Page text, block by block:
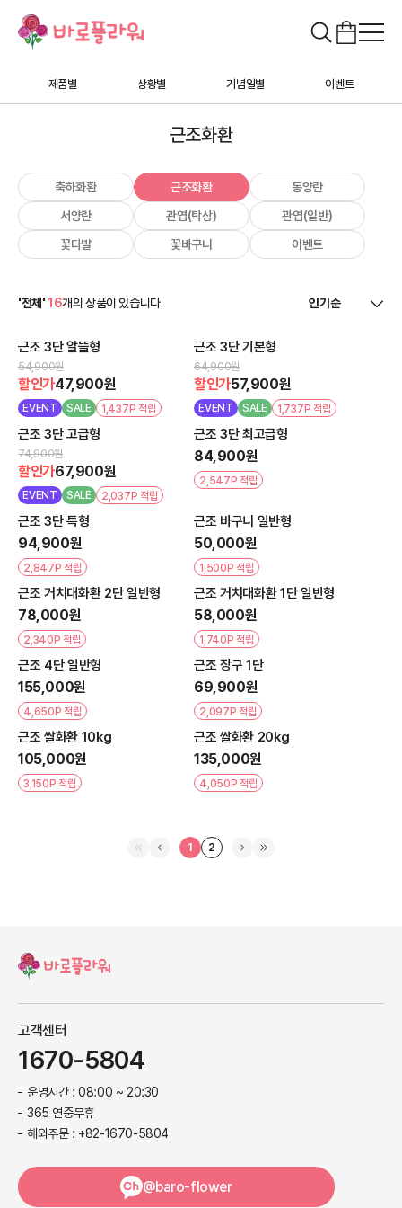
제품별 상황별 기념일별 이벤트
근조화환
축하화환 근조화환
동양란
서양란
관엽(탁상)
관엽(일반)
꽃다발
꽃바구니 이벤트
'전체'16개의 상품이 있습니다.
근조 3단 알뜰형
54,900원
할인가47,900원
EVENT SALE 1,437P 적립
근조 3단 기본형
64,900원
할인가57,900원
EVENT SALE 1,737P 적립
근조 3단 고급형
74,900원
할인가67,900원
EVENT SALE 2,037P 적립
근조 3단 최고급형
84,900원
2,547P 적립
근조 3단 특형
94,900원
2,847P 적립
근조 바구니 일반형
50,000원
1,500P 적립
근조 거치대화환 2단 일반형
78,000원
2,340P 적립
근조 거치대화환 1단 일반형
58,000원
1,740P 적립
근조 4단 일반형
155,000원
4,650P 적립
근조 장구 1단
69,900원
2,097P 적립
근조 쌀화환 10kg
105,000원
3,150P 적립
근조 쌀화환 20kg
135,000원
4,050P 적립
1 2
고객센터
1670-5804
운영시간 : 08:00 ~ 20:30
365 연중무휴
해외주문 : +82-1670-5804
@baro-flower